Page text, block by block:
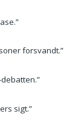
forsvandt.”
sigt.”